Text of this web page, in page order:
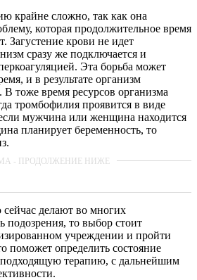
крайне сложно, так как она
которая продолжительное время
Загустение крови не идет
сразу же подключается и
Эта борьба может
и в результате организм
В тоже время ресурсов организма
тромбофилия проявится в виде
мужчина или женщина находится
планирует беременность, то
делают во многих
подозрения, то выбор стоит
учреждении и пройти
поможет определить состояние
подходящую терапию, с дальнейшим